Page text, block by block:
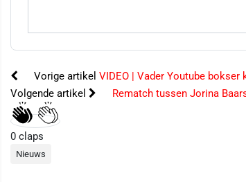
Vorige artikel VIDEO | Vader Youtube
Volgende artikel
Rematch tussen Jorina
0 claps
Nieuws